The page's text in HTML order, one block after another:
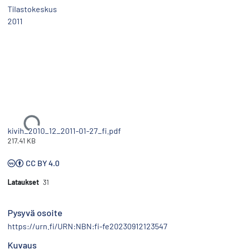
Tilastokeskus
2011
Ladataan...
kivih_2010_12_2011-01-27_fi.pdf
217.41 KB
CC BY 4.0
Lataukset 31
Pysyvä osoite
https://urn.fi/URN:NBN:fi-fe20230912123547
Kuvaus